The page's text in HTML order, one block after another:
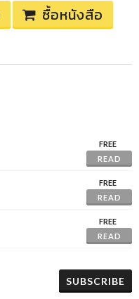
ซื้อหนังสือ
FREE
READ
FREE
READ
FREE
READ
SUBSCRIBE